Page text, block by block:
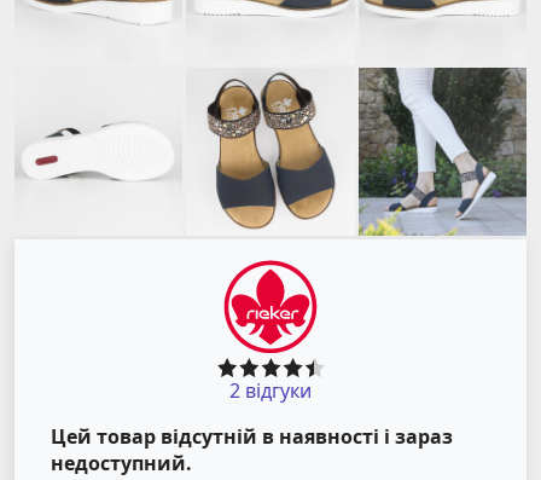
2 відгуки
Цей товар відсутній в наявності і зараз
недоступний.